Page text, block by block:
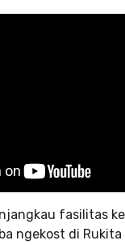
fasilitas
ngekost di Rukita